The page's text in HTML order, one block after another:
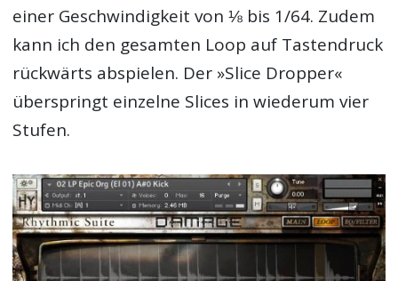
einer Geschwindigkeit von ⅛ bis 1/64. Zudem
kann ich den gesamten Loop auf Tastendruck
rückwärts abspielen. Der »Slice Dropper«
überspringt einzelne Slices in wiederum vier
Stufen.